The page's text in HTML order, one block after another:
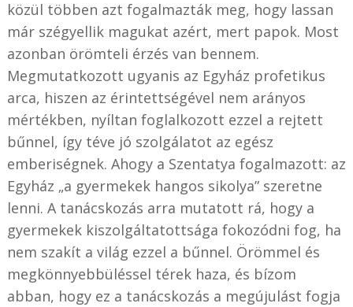
közül többen azt fogalmazták meg, hogy lassan
már szégyellik magukat azért, mert papok. Most
azonban örömteli érzés van bennem.
Megmutatkozott ugyanis az Egyház profetikus
arca, hiszen az érintettségével nem arányos
mértékben, nyíltan foglalkozott ezzel a rejtett
bűnnel, így téve jó szolgálatot az egész
emberiségnek. Ahogy a Szentatya fogalmazott: az
Egyház „a gyermekek hangos sikolya” szeretne
lenni. A tanácskozás arra mutatott rá, hogy a
gyermekek kiszolgáltatottsága fokozódni fog, ha
nem szakít a világ ezzel a bűnnel. Örömmel és
megkönnyebbüléssel térek haza, és bízom
abban, hogy ez a tanácskozás a megújulást fogja